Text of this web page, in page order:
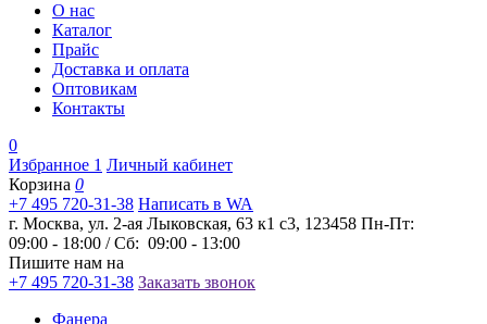
О нас
Каталог
Прайс
Доставка и оплата
Оптовикам
Контакты
0
Избранное 1 Личный кабинет
Корзина 0
+7 495 720-31-38 Написать в WA
г. Москва, ул. 2-ая Лыковская, 63 к1 с3, 123458 Пн-Пт:
09:00 - 18:00 / Сб: 09:00 - 13:00
Пишите нам на
+7 495 720-31-38 Заказать звонок
Фанера